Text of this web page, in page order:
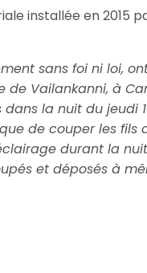
installée en 2015
sans foi ni loi,
de Vailankanni, à
la nuit du jeudi
de couper les
durant la
et déposés à